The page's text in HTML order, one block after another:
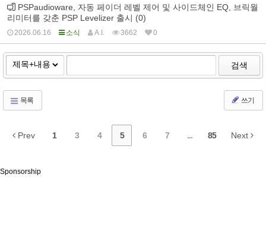
PSPaudioware, 자동 페이더 레벨 제어 및 사이드체인 EQ, 브릭월
리미터를 갖춘 PSP Levelizer 출시 (0)
2026.06.16 소식 A.I. 3662 0
검색
목록 쓰기
Prev 1 3 4 5 6 7 ... 85 Next
Sponsorship